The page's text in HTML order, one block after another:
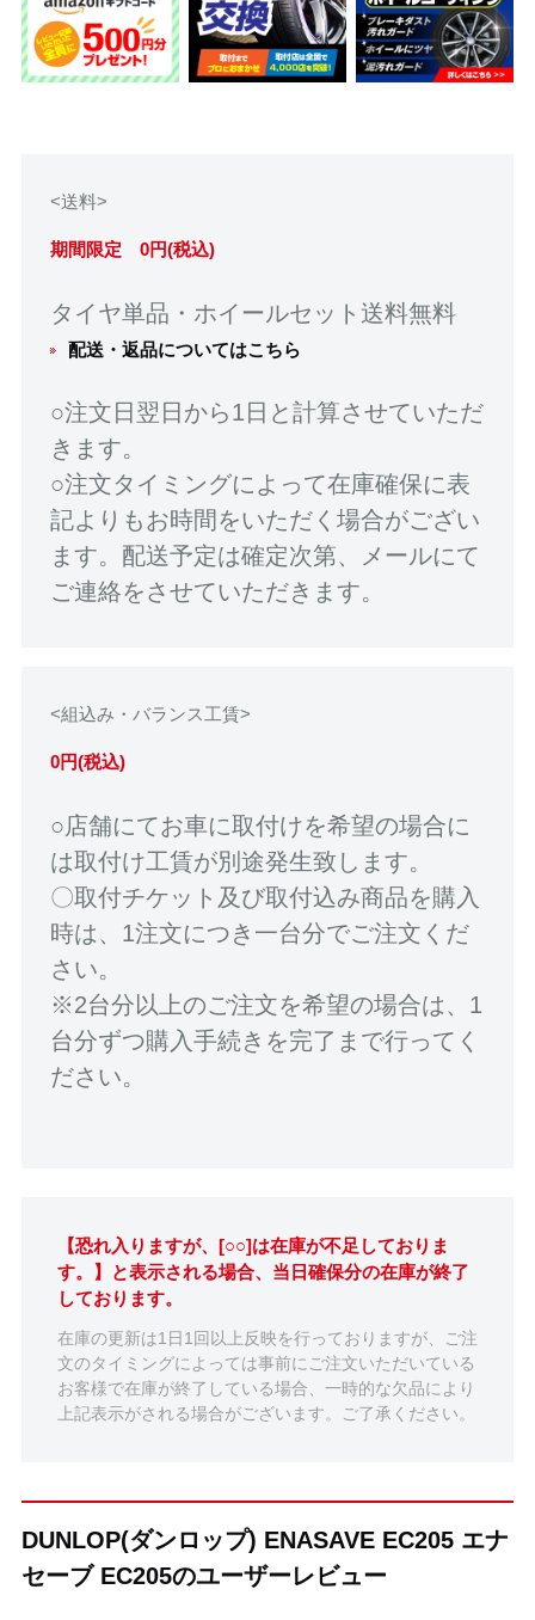
<送料>
期間限定 0円(税込)
タイヤ単品・ホイールセット送料無料
配送・返品についてはこちら
○注文日翌日から1日と計算させていただ
きます。
○注文タイミングによって在庫確保に表
記よりもお時間をいただく場合がござい
ます。配送予定は確定次第、メールにて
ご連絡をさせていただきます。
<組込み・バランス工賃>
0円(税込)
○店舗にてお車に取付けを希望の場合に
は取付け工賃が別途発生致します。
〇取付チケット及び取付込み商品を購入
時は、1注文につき一台分でご注文くだ
さい。
※2台分以上のご注文を希望の場合は、1
台分ずつ購入手続きを完了まで行ってく
ださい。
【恐れ入りますが、[○○]は在庫が不足しておりま
す。】と表示される場合、当日確保分の在庫が終了
しております。
在庫の更新は1日1回以上反映を行っておりますが、ご注
文のタイミングによっては事前にご注文いただいている
お客様で在庫が終了している場合、一時的な欠品により
上記表示がされる場合がございます。ご了承ください。
DUNLOP(ダンロップ) ENASAVE EC205 エナ
セーブ EC205のユーザーレビュー